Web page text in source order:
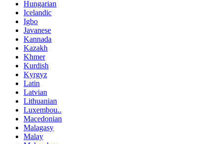
Hungarian
Icelandic
Igbo
Javanese
Kannada
Kazakh
Khmer
Kurdish
Kyrgyz
Latin
Latvian
Lithuanian
Luxembou..
Macedonian
Malagasy
Malay